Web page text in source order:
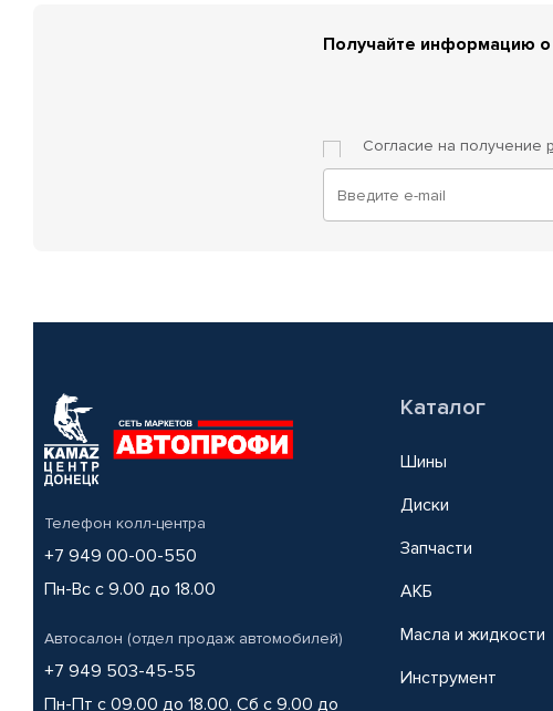
Получайте информацию о
Согласие на получение
Телефон колл-центра
+7 949 00-00-550
Пн-Вс с 9.00 до 18.00
Автосалон (отдел продаж автомобилей)
+7 949 503-45-55
Пн-Пт с 09.00 до 18.00, Сб с 9.00 до
Каталог
Шины
Диски
Запчасти
АКБ
Масла и жидкости
Инструмент